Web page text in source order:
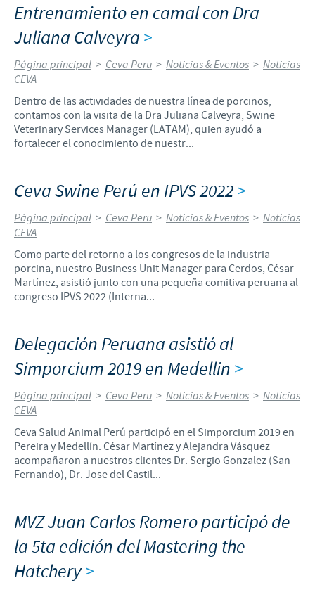
Entrenamiento en camal con Dra
Juliana Calveyra >
Página principal > Ceva Peru > Noticias & Eventos > Noticias
CEVA
Dentro de las actividades de nuestra línea de porcinos,
contamos con la visita de la Dra Juliana Calveyra, Swine
Veterinary Services Manager (LATAM), quien ayudó a
fortalecer el conocimiento de nuestr...
Ceva Swine Perú en IPVS 2022>
Página principal > Ceva Peru > Noticias & Eventos > Noticias
CEVA
Como parte del retorno a los congresos de la industria
porcina, nuestro Business Unit Manager para Cerdos, César
Martínez, asistió junto con una pequeña comitiva peruana al
congreso IPVS 2022 (Interna...
Delegación Peruana asistió al
Simporcium 2019 en Medellin >
Página principal > Ceva Peru > Noticias & Eventos > Noticias
CEVA
Ceva Salud Animal Perú participó en el Simporcium 2019 en
Pereira y Medellín. César Martínez y Alejandra Vásquez
acompañaron a nuestros clientes Dr. Sergio Gonzalez (San
Fernando), Dr. Jose del Castil...
MVZ Juan Carlos Romero participó de
la 5ta edición del Mastering the
Hatchery>